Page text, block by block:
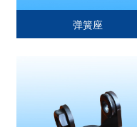
弹簧座